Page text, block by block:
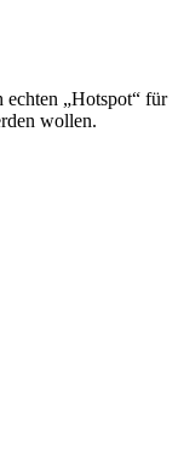
„Hotspot“ für
wollen.